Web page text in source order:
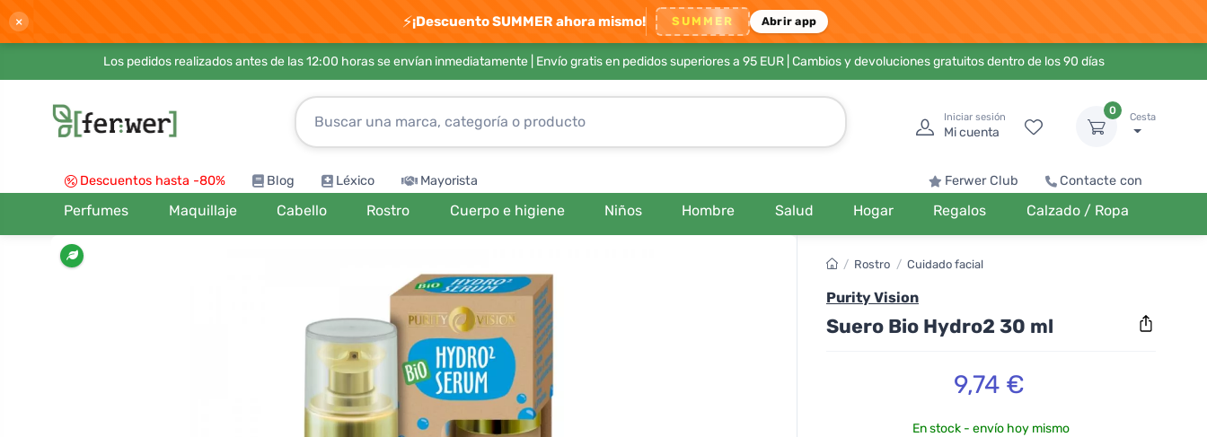
× ⚡¡Descuento SUMMER ahora mismo! SUMMER Abrir app
Los pedidos realizados antes de las 12:00 horas se envían inmediatamente | Envío gratis en pedidos superiores a 95 EUR| Cambios y devoluciones gratuitos dentro de los 90 días
Iniciar sesión
Mi cuenta
0
Cesta
Descuentos hasta -80% Blog Léxico Mayorista Ferwer Club Contacte con
Perfumes Maquillaje Cabello Rostro Cuerpo e higiene Niños Hombre Salud Hogar Regalos Calzado / Ropa
/ Rostro / Cuidado facial
Purity Vision
Suero Bio Hydro2 30 ml
9,74 €
En stock - envío hoy mismo